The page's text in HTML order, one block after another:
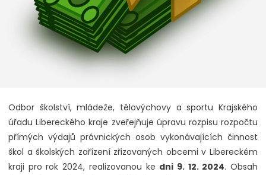
Odbor školství, mládeže, tělovýchovy a sportu Krajského
úřadu Libereckého kraje zveřejňuje úpravu rozpisu rozpočtu
přímých výdajů právnických osob vykonávajících činnost
škol a školských zařízení zřizovaných obcemi v Libereckém
kraji pro rok 2024, realizovanou ke dni 9. 12. 2024. Obsah